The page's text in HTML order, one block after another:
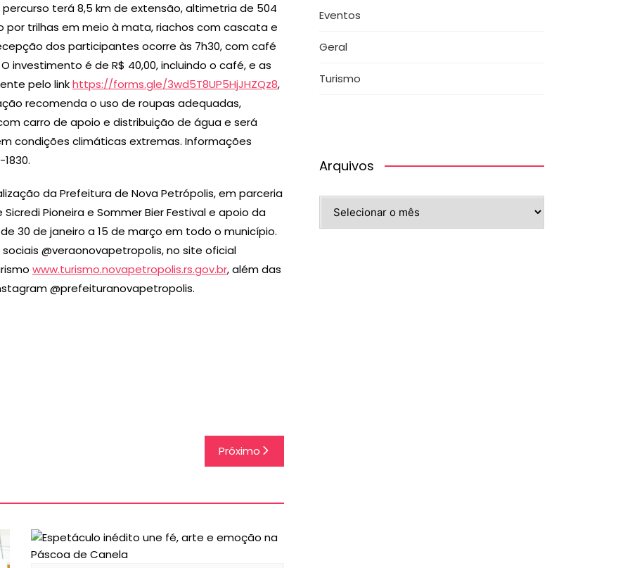
percurso terá 8,5 km de extensão, altimetria de 504
trilhas em meio à mata, riachos com cascata e
dos participantes ocorre às 7h30, com café
investimento é de R$ 40,00, incluindo o café, e as
pelo linkhttps://forms.gle/3wd5T8UP5HjJHZQz8,
recomenda o uso de roupas adequadas,
carro de apoio e distribuição de água e será
condições climáticas extremas. Informações
da Prefeitura de Nova Petrópolis, em parceria
Pioneira e Sommer Bier Festival e apoio da
30 de janeiro a 15 de março em todo o município.
@veraonovapetropolis, no site oficial
www.turismo.novapetropolis.rs.gov.br, além das
@prefeituranovapetropolis.
Próximo
Eventos
Geral
Turismo
Arquivos